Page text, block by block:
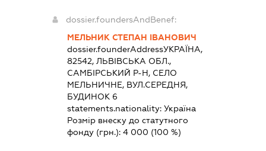
dossier.foundersAndBenef:
МЕЛЬНИК СТЕПАН ІВАНОВИЧ
dossier.founderAddressУКРАЇНА,
82542, ЛЬВІВСЬКА ОБЛ.,
САМБІРСЬКИЙ Р-Н, СЕЛО
МЕЛЬНИЧНЕ, ВУЛ.СЕРЕДНЯ,
БУДИНОК 6
statements.nationality:Україна
Розмір внеску до статутного
фонду (грн.):4 000 (100 %)